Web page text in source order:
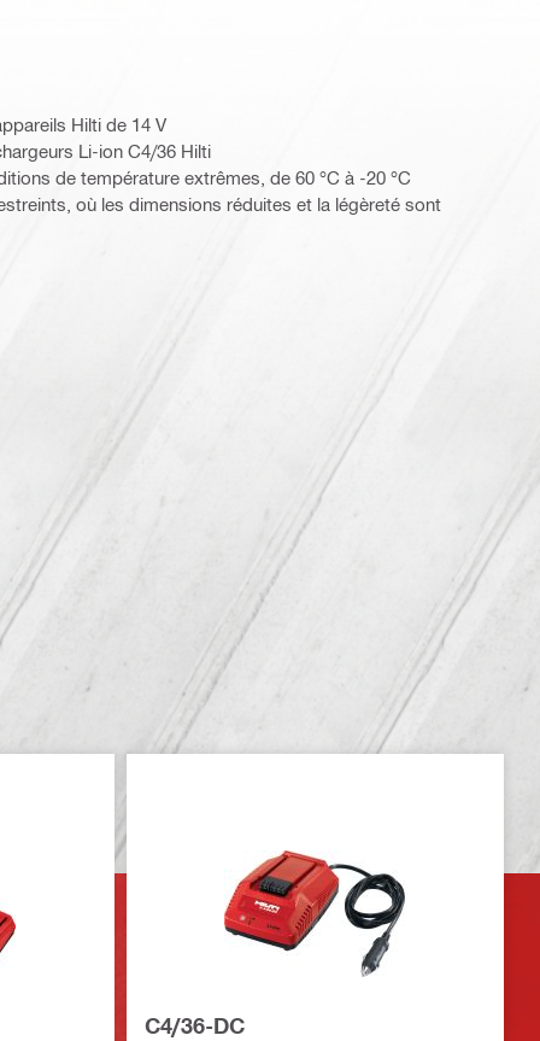
Hilti de 14 V
Li-ion C4/36 Hilti
de température extrêmes, de 60 °C à -20 °C
où les dimensions réduites et la légèreté sont
C4/36-DC